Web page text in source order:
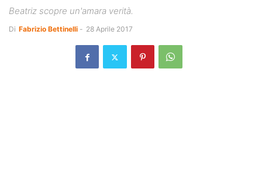
Beatriz scopre un'amara verità.
Di Fabrizio Bettinelli - 28 Aprile 2017